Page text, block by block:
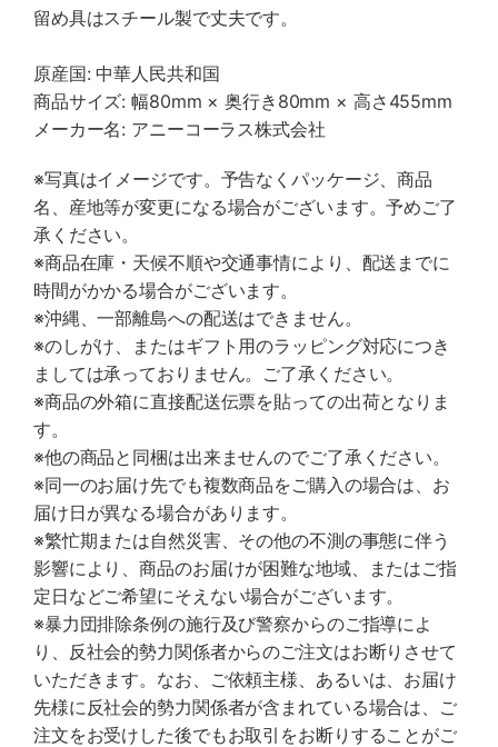
留め具はスチール製で丈夫です。
原産国: 中華人民共和国
商品サイズ: 幅80mm × 奥行き80mm × 高さ455mm
メーカー名: アニーコーラス株式会社
※写真はイメージです。予告なくパッケージ、商品
名、産地等が変更になる場合がございます。予めご了
承ください。
※商品在庫・天候不順や交通事情により、配送までに
時間がかかる場合がございます。
※沖縄、一部離島への配送はできません。
※のしがけ、またはギフト用のラッピング対応につき
ましては承っておりません。ご了承ください。
※商品の外箱に直接配送伝票を貼っての出荷となりま
す。
※他の商品と同梱は出来ませんのでご了承ください。
※同一のお届け先でも複数商品をご購入の場合は、お
届け日が異なる場合があります。
※繁忙期または自然災害、その他の不測の事態に伴う
影響により、商品のお届けが困難な地域、またはご指
定日などご希望にそえない場合がございます。
※暴力団排除条例の施行及び警察からのご指導によ
り、反社会的勢力関係者からのご注文はお断りさせて
いただきます。なお、ご依頼主様、あるいは、お届け
先様に反社会的勢力関係者が含まれている場合は、ご
注文をお受けした後でもお取引をお断りすることがご